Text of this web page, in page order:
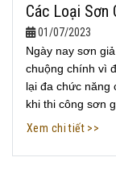
Các Loại Sơn
01/07/2023
Ngày nay sơn
chuộng chính vì
lại đa chức năng
khi thi công sơn
Xem chi tiết >>